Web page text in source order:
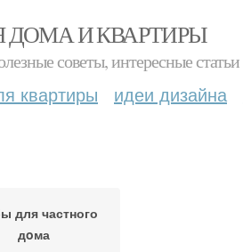
ДОМА И КВАРТИРЫ
советы, интересные статьи
квартиры идеи дизайна
для частного
дoма